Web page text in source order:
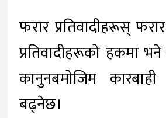
फरार प्रतिवादीहरूस्
प्रतिवादीहरूको हकमा
कानुनबमोजिम कारबाही
बढ्नेछ।